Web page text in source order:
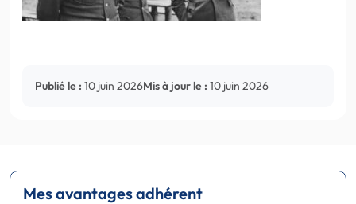
Publié le : 10 juin 2026Mis à jour le : 10 juin 2026
Mes avantages adhérent